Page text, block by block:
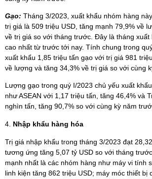
Gạo: Tháng 3/2023, xuất khẩu nhóm hàng
trị giá là 509 triệu USD, tăng mạnh 79,9% về
về trị giá so với tháng trước. Đây là tháng xuất
cao nhất từ trước tới nay. Tính chung trong
xuất khẩu 1,85 triệu tấn gạo với trị giá 981
về lượng và tăng 34,3% về trị giá so với cùng
Lượng gạo trong quý I/2023 chủ yếu xuất
như ASEAN với 1,17 triệu tấn, tăng 46,4% và
nghìn tấn, tăng 90,7% so với cùng kỳ năm
Nhập khẩu hàng hóa
Trị giá nhập khẩu trong tháng 3/2023 đạt
tương ứng tăng 5,07 tỷ USD so với tháng
mạnh nhất là các nhóm hàng như máy vi tính
linh kiện tăng 862 triệu USD; máy móc thiết bị